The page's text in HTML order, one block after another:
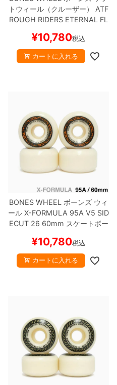
トウィール（クルーザー）
ATF
ROUGH RIDERS ETERNAL FL
トボード スケボー
¥10,780税込
カートに入れる
BONES WHEEL ボーンズ ウィ
ール X-FORMULA 95A V5 SID
ECUT 26 60mm スケートボー
¥10,780税込
カートに入れる